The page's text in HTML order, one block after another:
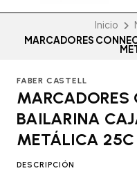
Inicio
MARCADORES
FABER CASTELL
MARCADORES
BAILARINA
METÁLICA 25C
DESCRIPCIÓN